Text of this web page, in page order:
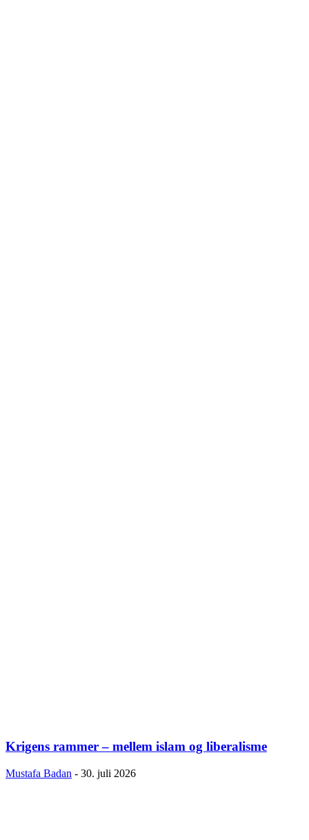
Krigens rammer – mellem islam og liberalisme
Mustafa Badan - 30. juli 2026